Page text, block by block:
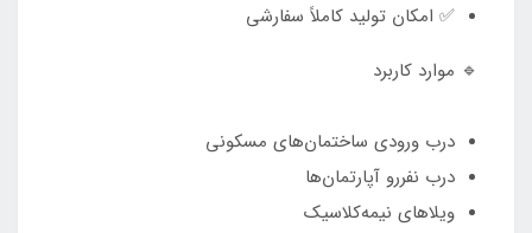
✅ امکان تولید کاملاً سفارشی
🔹 موارد کاربرد
درب ورودی ساختمان‌های مسکونی
درب نفررو آپارتمان‌ها
ویلاهای نیمه‌کلاسیک